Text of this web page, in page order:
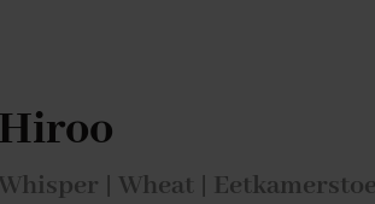
Hiroo
Whisper | Wheat |